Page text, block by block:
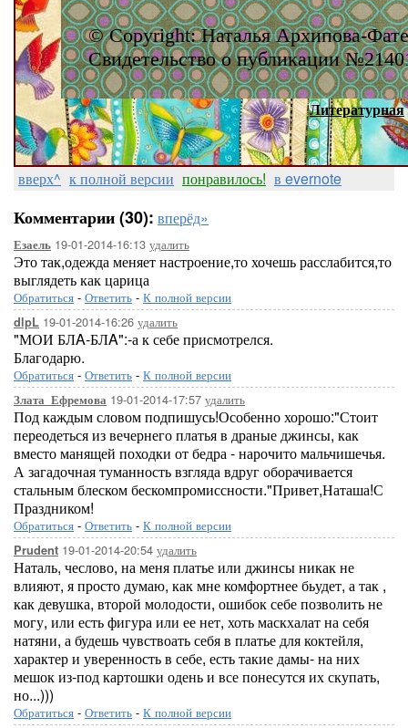
© Copyright: Наталья Архипова-
Свидетельство о публикации
Литературная
вверх^ к полной версии понравилось! в evernote
Комментарии (30): вперёд»
Езаель 19-01-2014-16:13 удалить
Это так,одежда меняет настроение,то хочешь расслабится,то
выглядеть как царица
Обратиться - Ответить - К полной версии
dlpL 19-01-2014-16:26 удалить
"МОИ БЛA-БЛA":-а к себе присмотрелся.
Благодарю.
Обратиться - Ответить - К полной версии
Злата_Ефремова 19-01-2014-17:57 удалить
Под каждым словом подпишусь!Особенно хорошо:"Стоит
переодеться из вечернего платья в драные джинсы, как
вместо манящей походки от бедра - нарочито мальчишечья.
А загадочная туманность взгляда вдруг оборачивается
стальным блеском бескомпромиссности."Привет,Наташа!С
Праздником!
Обратиться - Ответить - К полной версии
Prudent 19-01-2014-20:54 удалить
Наталь, чеслово, на меня платье или джинсы никак не
влияют, я просто думаю, как мне комфортнее бьудет, а так ,
как девушка, второй молодости, ошибок себе позволить не
могу, или есть фигура или ее нет, хоть маскхалат на себя
натяни, а будешь чувствоать себя в платье для коктейля,
характер и уверенность в себе, есть такие дамы- на них
мешок из-под картошки одень и все понесутся их скупать,
но...)))
Обратиться - Ответить - К полной версии